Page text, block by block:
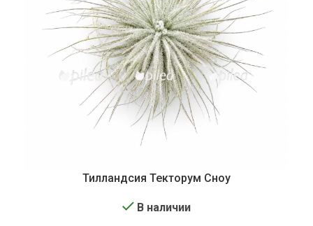
Тилландсия Текторум Сноу
В наличии